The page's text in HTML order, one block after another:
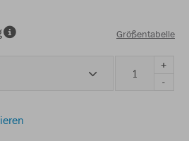
Größentabelle
+
-